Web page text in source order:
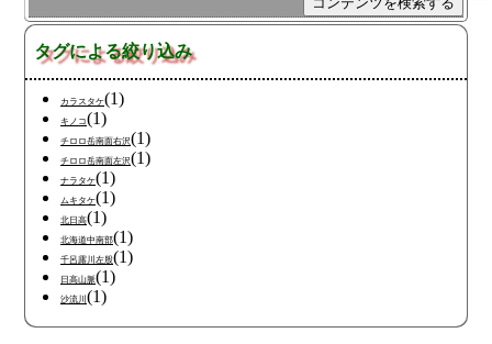
タグによる絞り込み
カラスタケ(1)
キノコ(1)
チロロ岳南面右沢(1)
チロロ岳南面左沢(1)
ナラタケ(1)
ムキタケ(1)
北日高(1)
北海道中南部(1)
千呂露川左股(1)
日高山脈(1)
沙流川(1)